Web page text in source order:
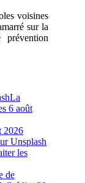
voisines
sur la
La
6 août
2026
les